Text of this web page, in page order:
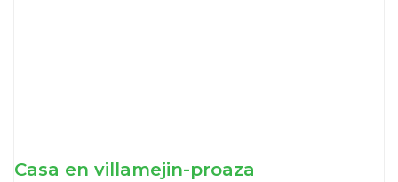
Casa en villamejin-proaza